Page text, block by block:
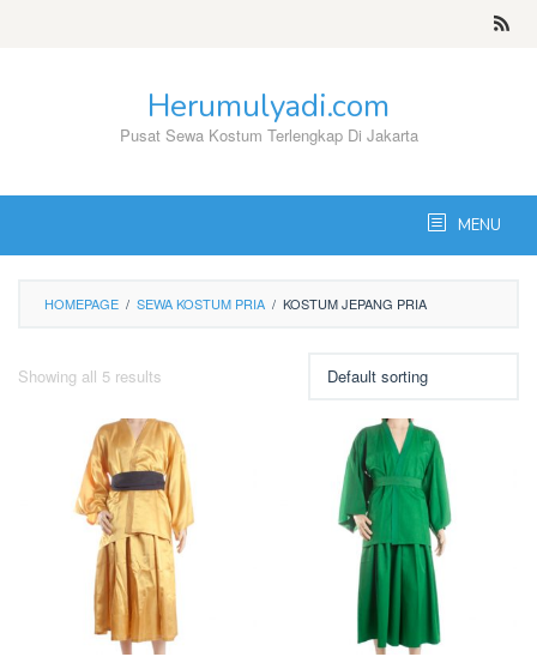
Herumulyadi.com
Pusat Sewa Kostum Terlengkap Di Jakarta
MENU
HOMEPAGE / SEWA KOSTUM PRIA / KOSTUM JEPANG PRIA
Showing all 5 results